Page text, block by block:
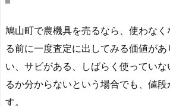
鳩山町で農機具を売るなら、使わな
る前に一度査定に出してみる価値が
い、サビがある、しばらく使ってい
るか分からないという場合でも、値段
す。